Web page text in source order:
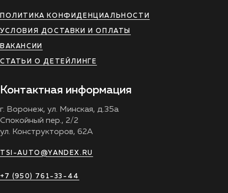
ПОЛИТИКА КОНФИДЕНЦИАЛЬНОСТИ
УСЛОВИЯ ДОСТАВКИ И ОПЛАТЫ
ВАКАНСИИ
СТАТЬИ О ДЕТЕЙЛИНГЕ
Контактная информация
г. Воронеж, ул. Минская, д.35а
Спокойный пер., 2/2
ул. Конструкторов, 62А
TSI-AUTO@YANDEX.RU
+7 (950) 761-33-44